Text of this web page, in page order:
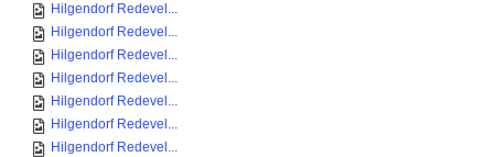
Hilgendorf Redevel...
Hilgendorf Redevel...
Hilgendorf Redevel...
Hilgendorf Redevel...
Hilgendorf Redevel...
Hilgendorf Redevel...
Hilgendorf Redevel...